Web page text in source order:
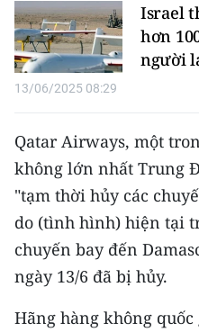
Media Du lịch
Media Thế giới
Media Giáo dục
Media Y tế
Media Khoa học - Công
Media Môi trường
Ảnh
Israel
hơn
người
13/06/2025 08:29
Qatar Airways, một
không lớn nhất Trung
"tạm thời hủy các
do (tình hình) hiện tại
chuyến bay đến
ngày 13/6 đã bị hủy.
Hãng hàng không